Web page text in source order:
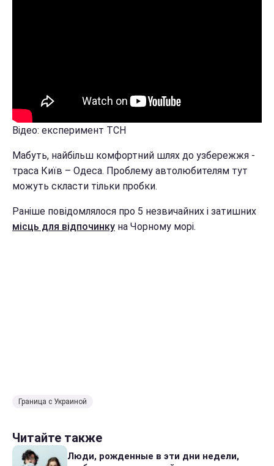
Відео: експеримент ТСН
Мабуть, найбільш комфортний шлях до узбережжя -
траса Київ – Одеса. Проблему автолюбителям тут
можуть скласти тільки пробки.
Раніше повідомлялося про 5 незвичайних і затишних
місць для відпочинку на Чорному морі.
Граница с Украиной
Читайте также
Люди, рожденные в эти дни недели,